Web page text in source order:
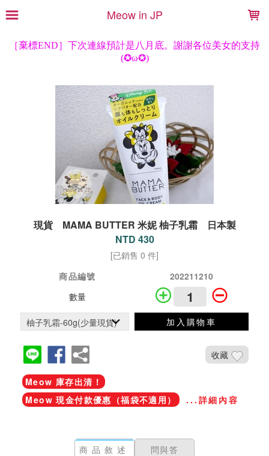
Meow in JP
現貨 MAMA BUTTER 米妮 柚子乳霜 日本製
NTD 430
[已銷售 0 件]
商品編號
202211210
數量
加入購物車
收藏
Meow 庫存出清！
Meow 現金付款優惠（福袋不適用）
...詳細內容
商品敘述 問與答